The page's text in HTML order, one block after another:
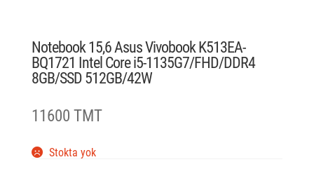
Notebook 15,6 Asus Vivobook K513EA-
BQ1721 Intel Core i5-1135G7/FHD/DDR4
8GB/SSD 512GB/42W
11600 TMT
Stokta yok